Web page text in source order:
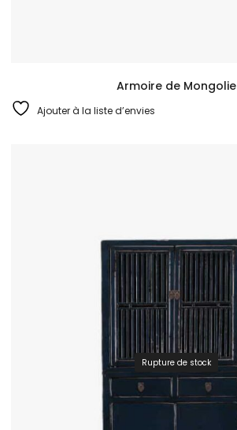
Armoire de Mongolie
Ajouter à la liste d’envies
Rupture de stock